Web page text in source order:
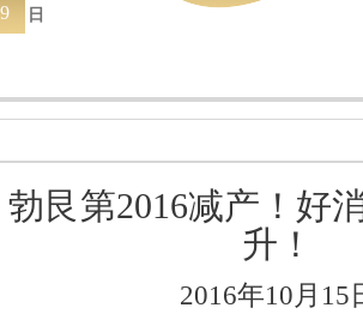
日
艮第2016减产！好
升！
2016年10月15